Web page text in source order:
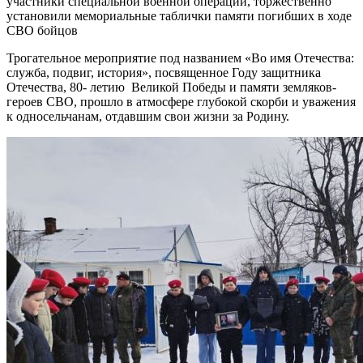
установили мемориальные таблички памяти погибших в ходе
СВО бойцов
Трогательное мероприятие под названием «Во имя Отечества:
служба, подвиг, история», посвященное Году защитника
Отечества, 80- летию Великой Победы и памяти земляков-
героев СВО, прошло в атмосфере глубокой скорби и уважения
к односельчанам, отдавшим свои жизни за Родину.